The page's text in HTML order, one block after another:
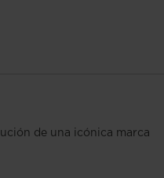
de una icónica marca